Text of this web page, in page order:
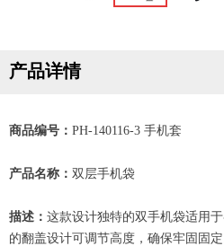
商品编号： PH-140116-3 手机套
产品名称： 双层手机袋
描述： 这款设计独特的双手机袋适用
的翻盖设计可调节高度，确保牢固固
产品详情